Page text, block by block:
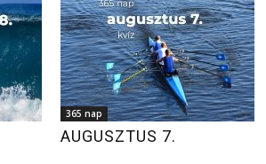
365 nap
AUGUSZTUS 7.